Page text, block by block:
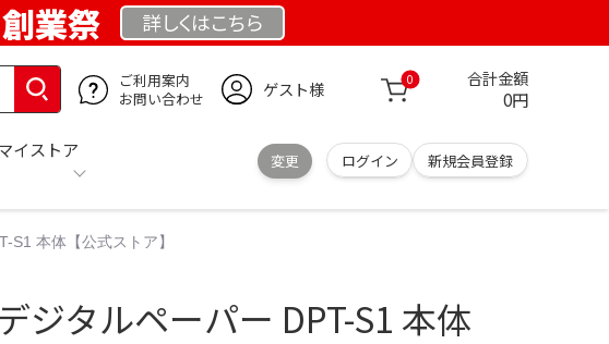
業祭 詳しくはこちら
ご利用案内
お問い合わせ
ゲスト様 0 合計金額
0円
イストア
変更 ログイン 新規会員登録
S1 本体【公式ストア】
ジタルペーパー DPT-S1 本体